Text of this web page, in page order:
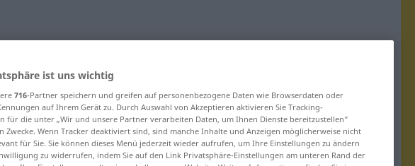
für "becerro"
ist uns wichtig
716-Partner speichern und greifen auf personenbezogene Daten wie Browserdaten oder
auf Ihrem Gerät zu. Durch Auswahl von Akzeptieren aktivieren Sie Tracking-
für die unter „Wir und unsere Partner verarbeiten Daten, um Ihnen Dienste bereitzustellen“
Zwecke. Wenn Tracker deaktiviert sind, sind manche Inhalte und Anzeigen möglicherweise nicht
für Sie. Sie können dieses Menü jederzeit wieder aufrufen, um Ihre Einstellungen zu ändern
zu widerrufen, indem Sie auf den Link Privatsphäre-Einstellungen am unteren Rand der